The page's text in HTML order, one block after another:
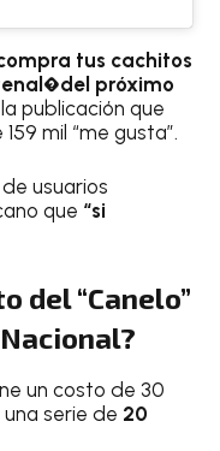
tus cachitos
próximo
publicación que
mil “me gusta”.
usuarios
que “si
del “Canelo”
un costo de 30
serie de 20